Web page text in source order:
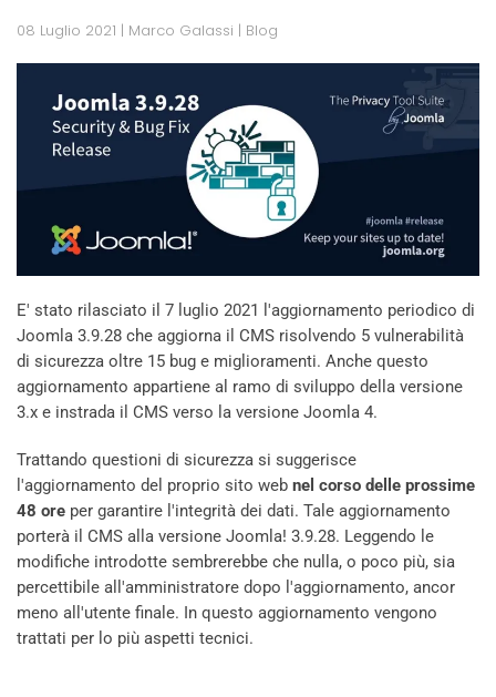
08 Luglio 2021 | Marco Galassi | Blog
E' stato rilasciato il 7 luglio 2021 l'aggiornamento periodico di
Joomla 3.9.28 che aggiorna il CMS risolvendo 5 vulnerabilità
di sicurezza oltre 15 bug e miglioramenti. Anche questo
aggiornamento appartiene al ramo di sviluppo della versione
3.x e instrada il CMS verso la versione Joomla 4.
Trattando questioni di sicurezza si suggerisce
l'aggiornamento del proprio sito web nel corso delle prossime
48 ore per garantire l'integrità dei dati. Tale aggiornamento
porterà il CMS alla versione Joomla! 3.9.28. Leggendo le
modifiche introdotte sembrerebbe che nulla, o poco più, sia
percettibile all'amministratore dopo l'aggiornamento, ancor
meno all'utente finale. In questo aggiornamento vengono
trattati per lo più aspetti tecnici.